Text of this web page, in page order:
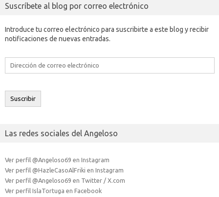
Suscríbete al blog por correo electrónico
Introduce tu correo electrónico para suscribirte a este blog y recibir
notificaciones de nuevas entradas.
Dirección
electrónico
Suscribir
Las redes sociales del Angeloso
Ver perfil @Angeloso69 en Instagram
Ver perfil @HazleCasoAlFriki en Instagram
Ver perfil @Angeloso69 en Twitter / X.com
Ver perfil IslaTortuga en Facebook